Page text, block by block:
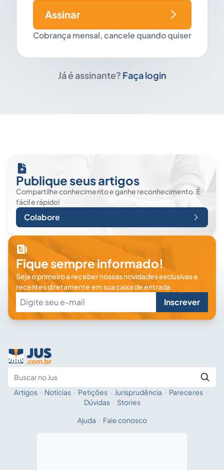
Cobrança mensal, cancele quando quiser
Assinar
Já é assinante? Faça login
Publique seus artigos
Compartilhe conhecimento e ganhe reconhecimento. É
fácil e rápido!
Colabore
Fique sempre informado!
Seja o primeiro a receber nossas novidades exclusivas e
recentes diretamente em sua caixa de entrada.
Inscrever
Fale com a IA
Artigos · Notícias · Petições · Jurisprudência · Pareceres ·
Dúvidas · Stories
Ajuda · Fale conosco